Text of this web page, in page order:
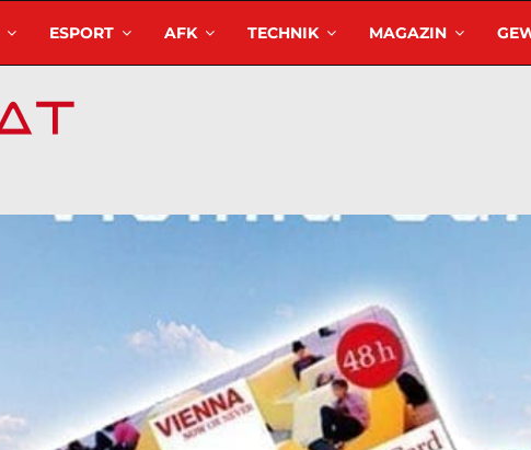
ESPORT AFK TECHNIK MAGAZIN